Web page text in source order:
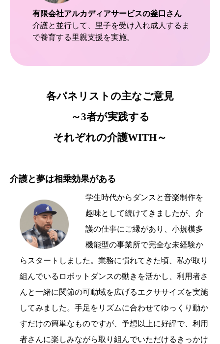
有限会社アルカディアサービスの釜口さん
介護と並行して、里子を受け入れ成人するま
で養育する里親支援を実施。
各パネリストの主なご意見
～3者が実践する
それぞれの介護WITH～
介護と夢は相乗効果がある
学生時代からダンスと音楽制作を
趣味として続けてきましたが、介
護の仕事にご縁があり、小規模多
機能型の事業所で完全な未経験か
らスタートしました。業務に慣れてきた頃、私が取り
組んでいるロボットダンスの動きを活かし、利用者さ
んと一緒に関節の可動域を広げるエクササイズを実施
してみました。手足をリズムに合わせてゆっくり動か
すだけの簡単なものですが、予想以上に好評で、利用
者さんに楽しみながら取り組んでいただけるきっかけ